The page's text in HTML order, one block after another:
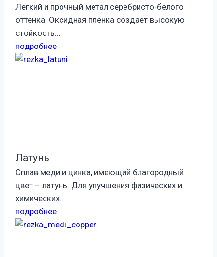
Легкий и прочный метал серебристо-белого
оттенка. Оксидная пленка создает высокую
стойкость...
подробнее
Латунь
Сплав меди и цинка, имеющий благородный
цвет – латунь. Для улучшения физических и
химических...
подробнее